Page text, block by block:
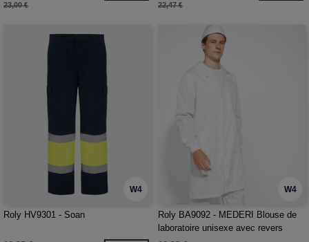
23,00 € 22,47 €
W4
Roly HV9301 - Soan
W4
Roly BA9092 - MEDERI Blouse de
laboratoire unisexe avec revers